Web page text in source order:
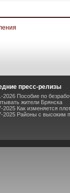
пресс-релизы
2026 Пособие по
жители Брянска
2025 Как изменяется
2025 Районы с высоким